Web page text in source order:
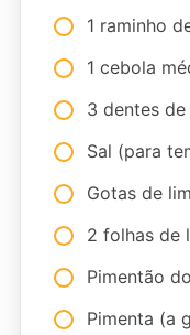
1 raminho
1 cebola
3 dentes
Sal (para
Gotas de
2 folhas de
Pimentão
Pimenta (a